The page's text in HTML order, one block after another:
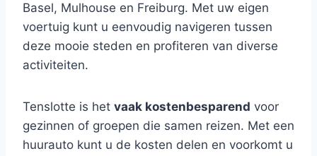
Basel, Mulhouse en Freiburg. Met uw eigen
voertuig kunt u eenvoudig navigeren tussen
deze mooie steden en profiteren van diverse
activiteiten.
Tenslotte is het vaak kostenbesparend voor
gezinnen of groepen die samen reizen. Met een
huurauto kunt u de kosten delen en voorkomt u